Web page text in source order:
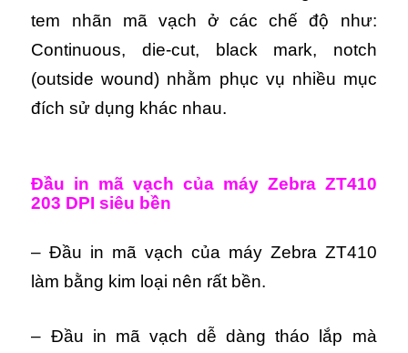
tem nhãn mã vạch ở các chế độ như:
Continuous, die-cut, black mark, notch
(outside wound) nhằm phục vụ nhiều mục
đích sử dụng khác nhau.
Đầu in mã vạch của máy Zebra ZT410
203 DPI siêu bền
– Đầu in mã vạch của máy Zebra ZT410
làm bằng kim loại nên rất bền.
– Đầu in mã vạch dễ dàng tháo lắp mà